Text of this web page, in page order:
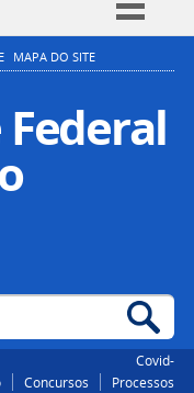
Simplifique!
Participe
à informação
Legislação
MAPA DO SITE
Covid-
Concursos
Processos